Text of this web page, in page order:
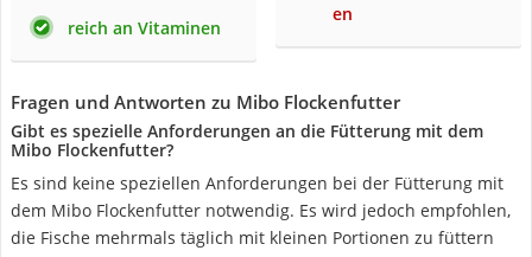
reich an Vitaminen
en
Fragen und Antworten zu Mibo Flockenfutter
Gibt es spezielle Anforderungen an die Fütterung mit dem
Mibo Flockenfutter?
Es sind keine speziellen Anforderungen bei der Fütterung mit
dem Mibo Flockenfutter notwendig. Es wird jedoch empfohlen,
die Fische mehrmals täglich mit kleinen Portionen zu füttern